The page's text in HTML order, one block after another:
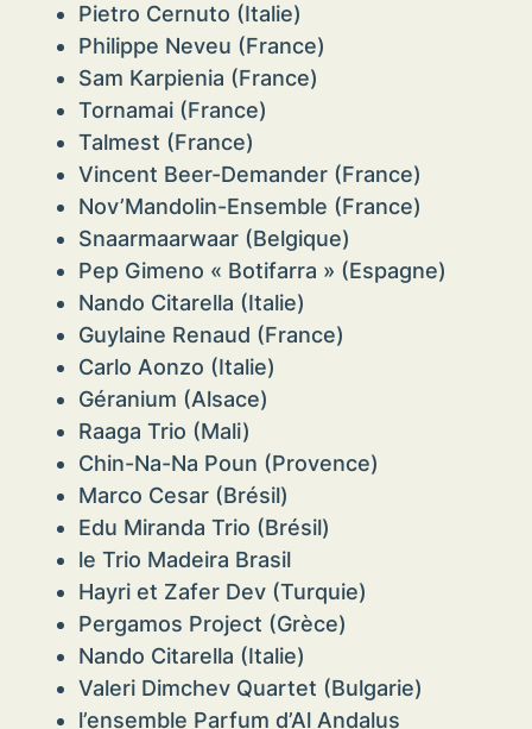
Pietro Cernuto (Italie)
Philippe Neveu (France)
Sam Karpienia (France)
Tornamai (France)
Talmest (France)
Vincent Beer-Demander (France)
Nov’Mandolin-Ensemble (France)
Snaarmaarwaar (Belgique)
Pep Gimeno « Botifarra » (Espagne)
Nando Citarella (Italie)
Guylaine Renaud (France)
Carlo Aonzo (Italie)
Géranium (Alsace)
Raaga Trio (Mali)
Chin-Na-Na Poun (Provence)
Marco Cesar (Brésil)
Edu Miranda Trio (Brésil)
le Trio Madeira Brasil
Hayri et Zafer Dev (Turquie)
Pergamos Project (Grèce)
Nando Citarella (Italie)
Valeri Dimchev Quartet (Bulgarie)
l’ensemble Parfum d’Al Andalus